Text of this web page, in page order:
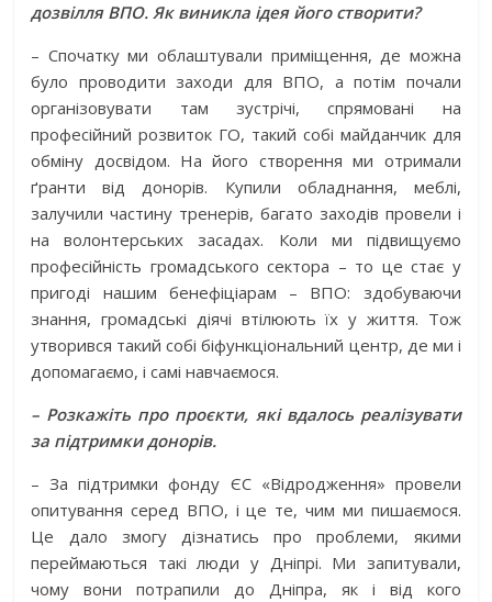
дозвілля ВПО. Як виникла ідея його створити?
– Спочатку ми облаштували приміщення, де можна
було проводити заходи для ВПО, а потім почали
організовувати там зустрічі, спрямовані на
професійний розвиток ГО, такий собі майданчик для
обміну досвідом. На його створення ми отримали
ґранти від донорів. Купили обладнання, меблі,
залучили частину тренерів, багато заходів провели і
на волонтерських засадах. Коли ми підвищуємо
професійність громадського сектора – то це стає у
пригоді нашим бенефіціарам – ВПО: здобуваючи
знання, громадські діячі втілюють їх у життя. Тож
утворився такий собі біфункціональний центр, де ми і
допомагаємо, і самі навчаємося.
– Розкажіть про проєкти, які вдалось реалізувати
за підтримки донорів.
– За підтримки фонду ЄС «Відродження» провели
опитування серед ВПО, і це те, чим ми пишаємося.
Це дало змогу дізнатись про проблеми, якими
переймаються такі люди у Дніпрі. Ми запитували,
чому вони потрапили до Дніпра, як і від кого